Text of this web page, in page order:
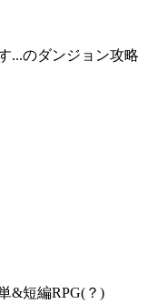
...のダンジョン攻略
短編RPG(？)